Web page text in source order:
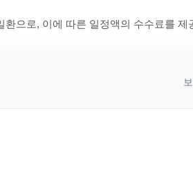
으로, 이에 따른 일정액의 수수료를 제